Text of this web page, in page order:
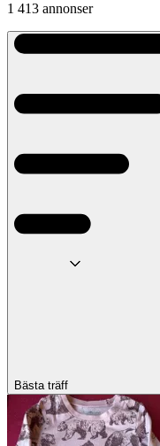
1 413 annonser
Bästa träff